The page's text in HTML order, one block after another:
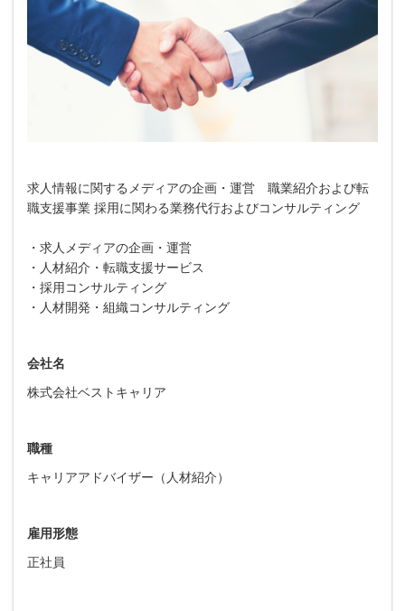
求人情報に関するメディアの企画・運営 職業紹介および転
職支援事業 採用に関わる業務代行およびコンサルティング
・求人メディアの企画・運営
・人材紹介・転職支援サービス
・採用コンサルティング
・人材開発・組織コンサルティング
会社名
株式会社ベストキャリア
職種
キャリアアドバイザー（人材紹介）
雇用形態
正社員